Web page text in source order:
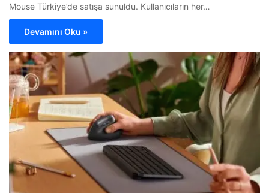
Mouse Türkiye’de satışa sunuldu. Kullanıcıların her…
Devamını Oku »